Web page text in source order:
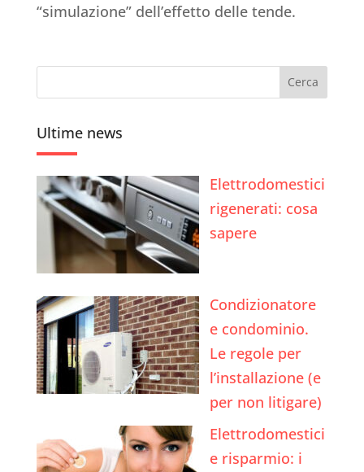
“simulazione” dell’effetto delle tende.
Ultime news
Elettrodomestici
rigenerati: cosa
sapere
Condizionatore
e condominio.
Le regole per
l’installazione (e
per non litigare)
Elettrodomestici
e risparmio: i